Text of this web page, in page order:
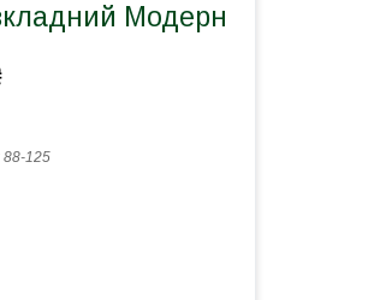
Модерн
88-125